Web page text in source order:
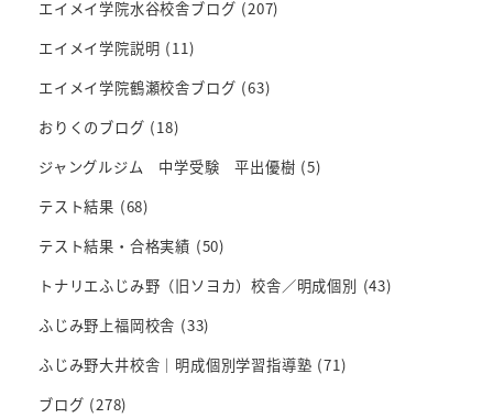
エイメイ学院水谷校舎ブログ (207)
エイメイ学院説明 (11)
エイメイ学院鶴瀬校舎ブログ (63)
おりくのブログ (18)
ジャングルジム 中学受験 平出優樹 (5)
テスト結果 (68)
テスト結果・合格実績 (50)
トナリエふじみ野（旧ソヨカ）校舎／明成個別 (43)
ふじみ野上福岡校舎 (33)
ふじみ野大井校舎｜明成個別学習指導塾 (71)
ブログ (278)